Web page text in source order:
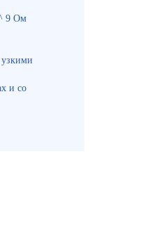
^ 9 Ом
и со